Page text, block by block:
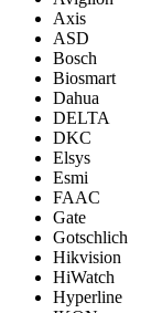
Axis
ASD
Bosch
Biosmart
Dahua
DELTA
DKC
Elsys
Esmi
FAAC
Gate
Gotschlich
Hikvision
HiWatch
Hyperline